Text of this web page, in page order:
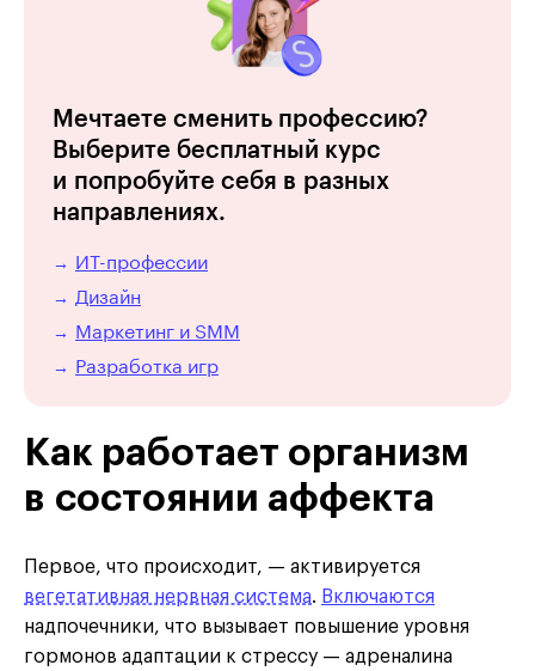
Мечтаете сменить профессию?
Выберите бесплатный курс
и попробуйте себя в разных
направлениях.
→ ИТ-профессии
→ Дизайн
→ Маркетинг и SMM
→ Разработка игр
Как работает организм
в состоянии аффекта
Первое, что происходит, — активируется
вегетативная нервная система. Включаются
надпочечники, что вызывает повышение уровня
гормонов адаптации к стрессу — адреналина